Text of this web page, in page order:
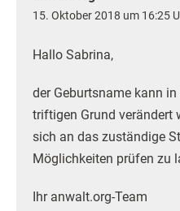
15. Oktober 2018 um 16:25
Hallo Sabrina,
der Geburtsname kann
triftigen Grund verändert
sich an das zuständige
Möglichkeiten prüfen zu
Ihr anwalt.org-Team